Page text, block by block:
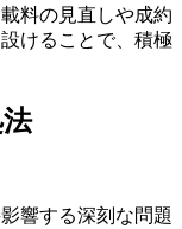
料の見直しや成約
けることで、積極
響する深刻な問題